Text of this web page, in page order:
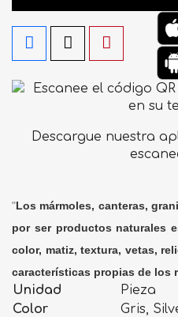
Descargue nuestra
"Los mármoles, canteras,
por ser productos naturales
color, matiz, textura, vetas,
características propias de los
Unidad
Pieza
Color
Gris,